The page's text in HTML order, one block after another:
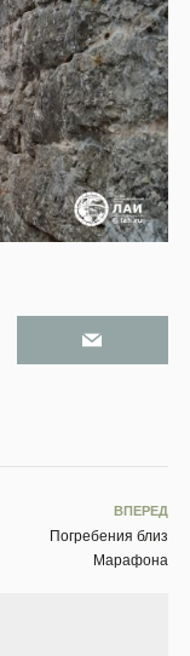
ВПЕРЕД
Погребения близ
Марафона